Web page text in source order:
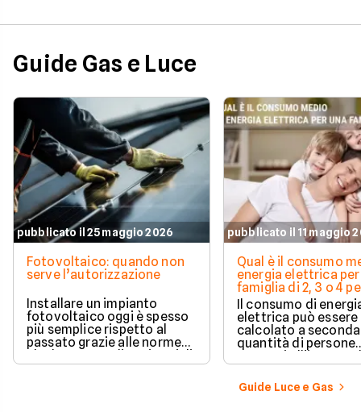
Guide Gas e Luce
pubblicato il 25 maggio 2026
Fotovoltaico: quando non
serve l’autorizzazione
Installare un impianto
fotovoltaico oggi è spesso
più semplice rispetto al
passato grazie alle norme
edilizia libera.
pubblicato il 11 maggio
Qual è il consumo
energia elettrica per
famiglia di 2, 3 o 4
Il consumo di
elettrica può essere
calcolato a
quantità di persone
determinato
numerosi i fattori
influenzano questo
Guide Luce e Gas